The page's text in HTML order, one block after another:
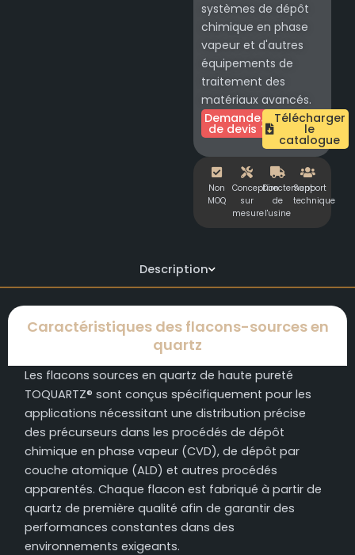
systèmes de dépôt
chimique en phase
vapeur et d'autres
équipements de
traitement des
matériaux avancés.
Demande
de devis
Télécharger
le
catalogue
Non
MOQ
Conception
sur
mesure
Directement
de
l'usine
Support
technique
Description
Caractéristiques des flacons-sources en
quartz
Les flacons sources en quartz de haute pureté
TOQUARTZ® sont conçus spécifiquement pour les
applications nécessitant une distribution précise
des précurseurs dans les procédés de dépôt
chimique en phase vapeur (CVD), de dépôt par
couche atomique (ALD) et autres procédés
apparentés. Chaque flacon est fabriqué à partir de
quartz de première qualité afin de garantir des
performances constantes dans des
environnements exigeants.